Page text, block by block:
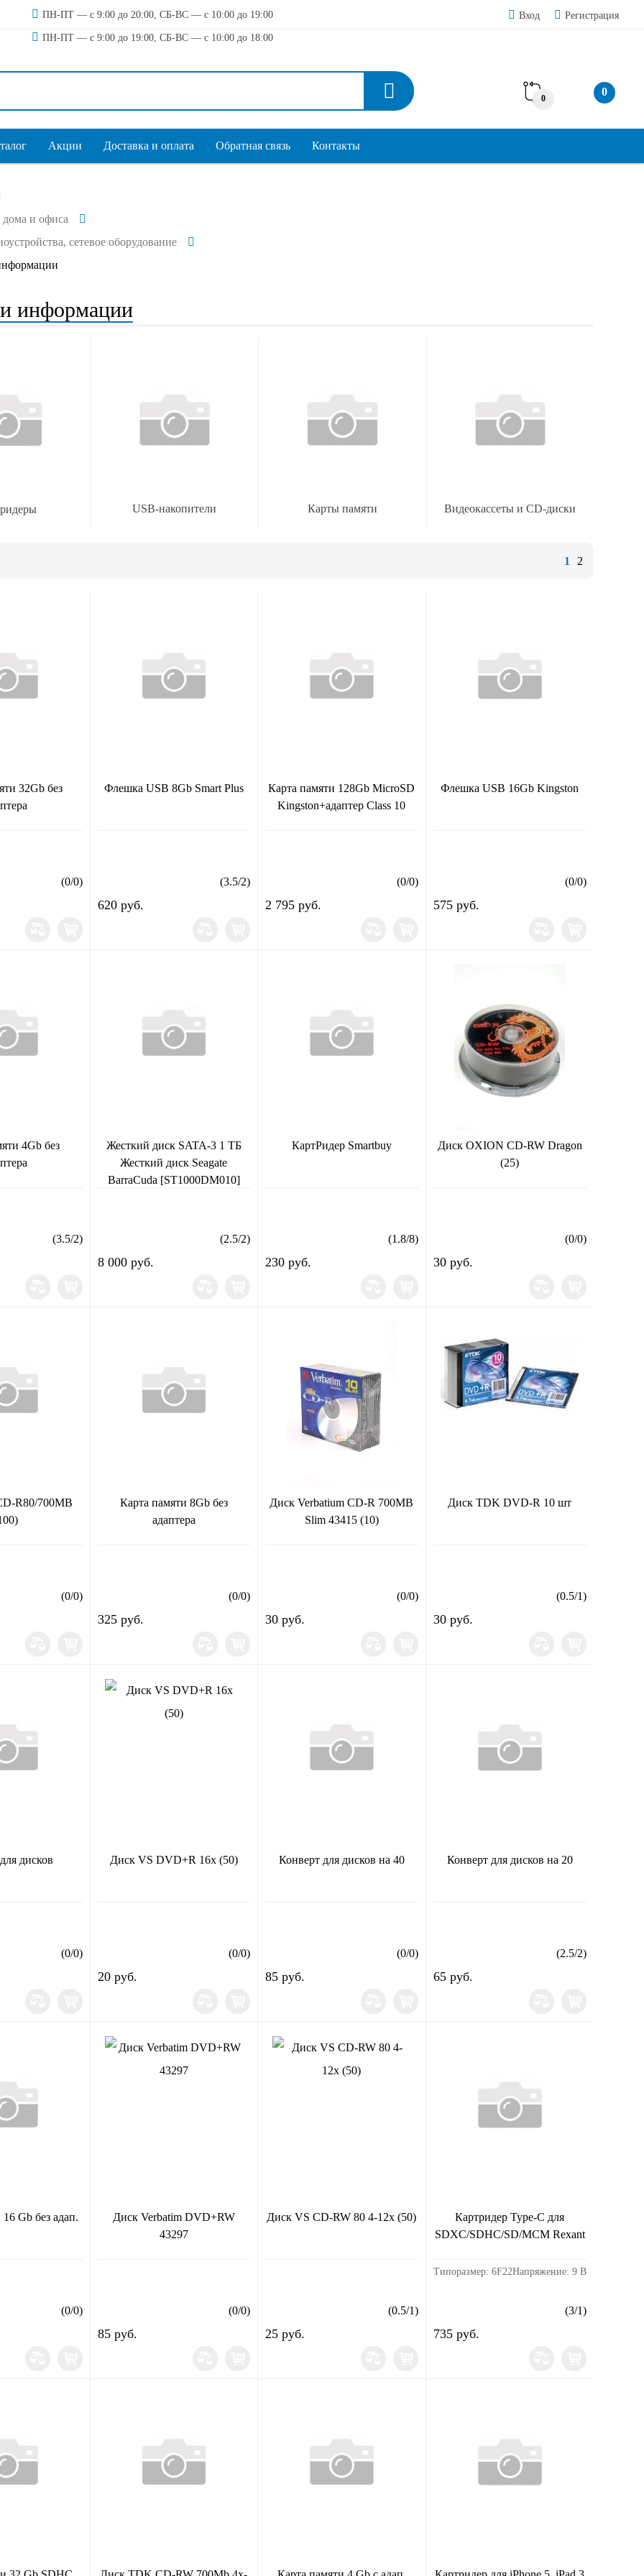
ПН-ПТ — с 9:00 до 20:00, СБ-ВС — с 10:00 до 19:00
ПН-ПТ — с 9:00 до 19:00, СБ-ВС — с 10:00 до 18:00
Вход Регистрация
0
0
Акции Доставка и оплата Обратная связь Контакты
и офиса
сетевое оборудование
информации
USB-накопители Карты памяти Видеокассеты и CD-диски
1 2
32Gb без
(0/0)
Флешка USB 8Gb Smart Plus
(3.5/2)
620 руб.
Карта памяти 128Gb MicroSD
Kingston+адаптер Class 10
(0/0)
2 795 руб.
Флешка USB 16Gb Kingston
(0/0)
575 руб.
4Gb без
(3.5/2)
Жесткий диск SATA-3 1 ТБ
Жесткий диск Seagate
BarraCuda [ST1000DM010]
(2.5/2)
8 000 руб.
КартРидер Smartbuy
(1.8/8)
230 руб.
Диск OXION CD-RW Dragon
(25)
(0/0)
30 руб.
R80/700MB
(0/0)
Карта памяти 8Gb без
адаптера
(0/0)
325 руб.
Диск Verbatium CD-R 700MB
Slim 43415 (10)
(0/0)
30 руб.
Диск TDK DVD-R 10 шт
(0.5/1)
30 руб.
дисков
(0/0)
Диск VS DVD+R 16х (50)
(0/0)
20 руб.
Конверт для дисков на 40
(0/0)
85 руб.
Конверт для дисков на 20
(2.5/2)
65 руб.
Gb без адап.
(0/0)
Диск Verbatim DVD+RW
43297
(0/0)
85 руб.
Диск VS CD-RW 80 4-12х (50)
(0.5/1)
25 руб.
Картридер Type-C для
SDXC/SDHC/SD/MCM Rexant
Типоразмер: 6F22Напряжение: 9 В
(3/1)
735 руб.